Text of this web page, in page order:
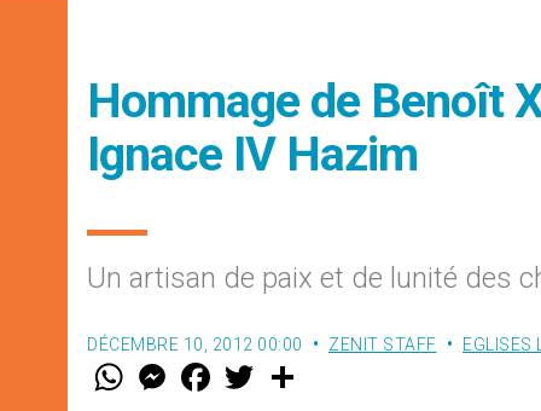
Hommage de Benoît
Ignace IV Hazim
Un artisan de paix et de lunité des
DÉCEMBRE 10, 2012 00:00 ZENIT STAFF EGLISES
W M
e
F
a w